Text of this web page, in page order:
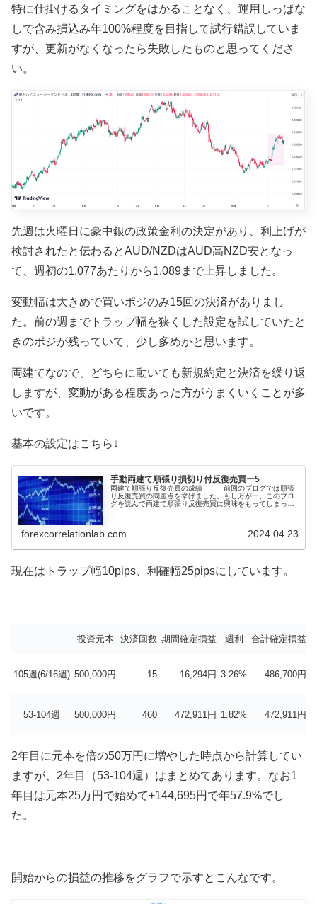
特に仕掛けるタイミングをはかることなく、運用しっぱな
しで含み損込み年100%程度を目指して試行錯誤していま
すが、更新がなくなったら失敗したものと思ってくださ
い。
先週は火曜日に豪中銀の政策金利の決定があり、利上げが
検討されたと伝わるとAUD/NZDはAUD高NZD安となっ
て、週初の1.077あたりから1.089まで上昇しました。
変動幅は大きめで買いポジのみ15回の決済がありまし
た。前の週までトラップ幅を狭くした設定を試していたと
きのポジが残っていて、少し多めかと思います。
両建てなので、どちらに動いても新規約定と決済を繰り返
しますが、変動がある程度あった方がうまくいくことが多
いです。
基本の設定はこちら↓
手動両建て順張り損切り付反復売買ー5
両建て順張り反復売買の成績 前回のブログでは順張
り反復売買の問題点を挙げました。もし万が一、このブロ
グを読んで両建て順張り反復売買に興味をもってしまった
なって...
forexcorrelationlab.com 2024.04.23
現在はトラップ幅10pips、利確幅25pipsにしています。
投資元本 決済回数 期間確定損益 週利 合計確定損益
105週(6/16週) 500,000円 15 16,294円 3.26% 486,700円
53-104週 500,000円 460 472,911円 1.82% 472,911円
2年目に元本を倍の50万円に増やした時点から計算してい
ますが、2年目（53-104週）はまとめてあります。なお1
年目は元本25万円で始めて+144,695円で年57.9%でし
た。
開始からの損益の推移をグラフで示すとこんなです。